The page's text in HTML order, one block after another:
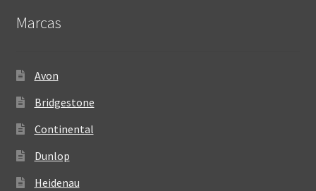
Marcas
Avon
Bridgestone
Continental
Dunlop
Heidenau